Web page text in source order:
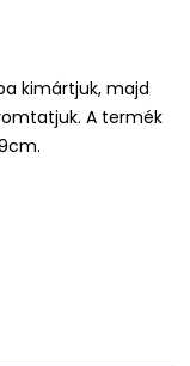
kimártjuk, majd
A termék